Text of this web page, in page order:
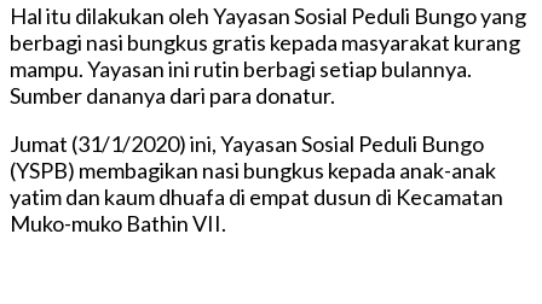
Hal itu dilakukan oleh Yayasan Sosial Peduli Bungo yang
berbagi nasi bungkus gratis kepada masyarakat kurang
mampu. Yayasan ini rutin berbagi setiap bulannya.
Sumber dananya dari para donatur.
Jumat (31/1/2020) ini, Yayasan Sosial Peduli Bungo
(YSPB) membagikan nasi bungkus kepada anak-anak
yatim dan kaum dhuafa di empat dusun di Kecamatan
Muko-muko Bathin VII.